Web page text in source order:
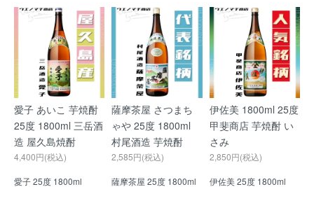
愛子 あいこ 芋焼酎
25度 1800ml 三岳酒
造 屋久島焼酎
4,400円(税込)
愛子 25度 1800ml
薩摩茶屋 さつまち
ゃや 25度 1800ml
村尾酒造 芋焼酎
2,585円(税込)
薩摩茶屋 25度 1800ml
伊佐美 1800ml 25度
甲斐商店 芋焼酎 い
さみ
2,850円(税込)
伊佐美 25度 1800ml